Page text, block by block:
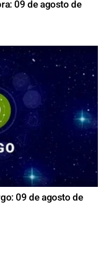
09 de agosto de
09 de agosto de